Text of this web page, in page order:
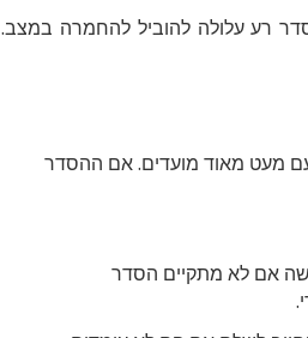
רע עלולה להוביל להחמרה במצב.
מעט מאוד מועדים. אם ההסדר
אם לא מתקיים הסדר